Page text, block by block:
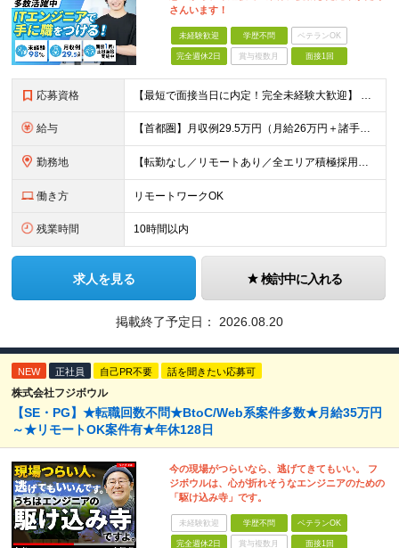
さんいます！
未経験歓迎 学歴不問 ベテランOK
完全週休2日 賞与複数月 面接1回
応募資格 【最短で面接当日に内定！完全未経験大歓迎】 ・業種／職種未経験歓迎 ・社会人デビュー、第二新卒、既卒者大歓迎 ・学歴不問（文系、理系不問） ・20代～30代、男女問わず活躍中 ・服装、髪色自由 ・明確
給与 【首都圏】月収例29.5万円（月給26万円＋諸手当） 【東海・関西】月収例28.5万円（月給25万円＋諸手当） 【九州】月収例26万円（月給23万円＋諸手当） ※経験・スキル・前職給与を踏まえ、総合
勤務地 【転勤なし／リモートあり／全エリア積極採用中】 ・大手企業のプロジェクトが中心 ・勤務エリアは希望を考慮し決定 ・研修はリモートメインで実施します ・U&Iターンの方も大歓迎◎ ＜主なエリア＞ ■首
働き方 リモートワークOK
残業時間 10時間以内
求人を見る 検討中に入れる
掲載終了予定日： 2026.08.20
NEW 正社員 自己PR不要 話を聞きたい応募可
株式会社フジボウル
【SE・PG】★転職回数不問★BtoC/Web系案件多数★月給35万円
～★リモートOK案件有★年休128日
今の現場がつらいなら、逃げてきてもいい。 フ
ジボウルは、心が折れそうなエンジニアのための
「駆け込み寺」です。
未経験歓迎 学歴不問 ベテランOK
完全週休2日 賞与複数月 面接1回